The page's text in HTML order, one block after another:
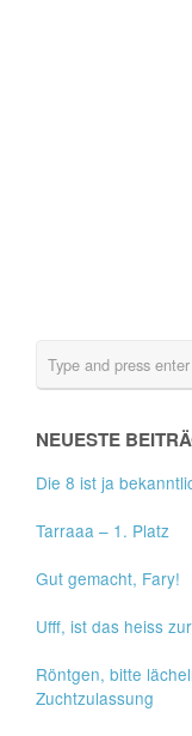
NEUESTE
Die 8 ist ja
Tarraaa – 1. Platz
Gut gemacht, Fary!
Ufff, ist das heiss
Röntgen, bitte
Zuchtzulassung